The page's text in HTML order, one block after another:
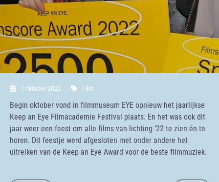
7 oktober 2022 Film
Begin oktober vond in filmmuseum EYE opnieuw het jaarlijkse
Keep an Eye Filmacademie Festival plaats. En het was ook dit
jaar weer een feest om alle films van lichting ’22 te zien én te
horen. Dit feestje werd afgesloten met onder andere het
uitreiken van de Keep an Eye Award voor de beste filmmuziek.